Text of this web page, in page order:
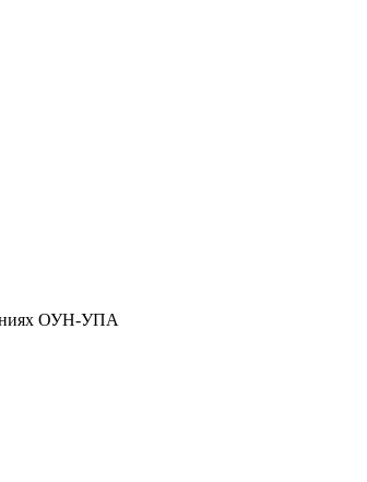
ОУН-УПА